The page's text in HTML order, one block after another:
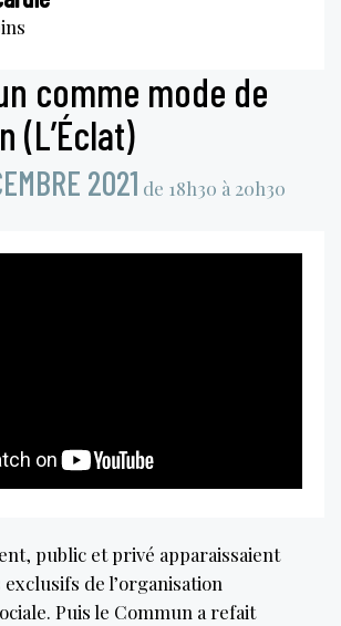
comme mode de
(L’Éclat)
2021 de 18h30 à 20h30
public et privé apparaissaient
de l’organisation
Puis le Commun a refait